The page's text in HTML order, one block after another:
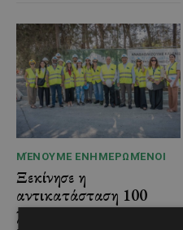
ΜΈΝΟΥΜΕ ΕΝΗΜΕΡΩΜΈΝΟΙ
Ξεκίνησε η
αντικατάσταση 100
χιλιομέτρων δικτύου